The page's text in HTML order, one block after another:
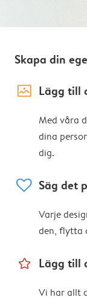
Skapa din
image_placeholder Lägg till
Med våra
dina
dig.
heart Säg det
Varje
den, flytta
star_outline Lägg till
Vi har allt